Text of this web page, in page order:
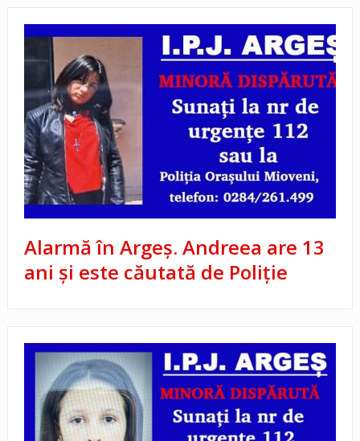
Alarmă în Argeș. Andreea are 13
ani și este căutată de Poliție